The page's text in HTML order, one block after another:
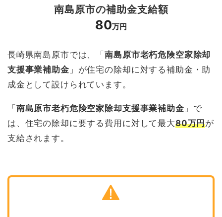
南島原市の補助金支給額
80万円
長崎県南島原市では、「南島原市老朽危険空家除却
支援事業補助金 」が住宅の除却に対する補助金・助
成金として設けられています。
「 南島原市老朽危険空家除却支援事業補助金 」で
は、住宅の除却に要する費用に対して最大80万円が
支給されます。